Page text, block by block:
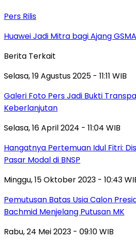
Pers Rilis
Huawei Jadi Mitra bagi Ajang
Berita Terkait
Selasa, 19 Agustus 2025 - 11:11 WIB
Galeri Foto Pers Jadi Bukti
Keberlanjutan
Selasa, 16 April 2024 - 11:04 WIB
Hangatnya Pertemuan Idul Fitri:
Pasar Modal di BNSP
Minggu, 15 Oktober 2023 - 10:43
Pemutusan Batas Usia Calon
Bachmid Menjelang Putusan MK
Rabu, 24 Mei 2023 - 09:10 WIB